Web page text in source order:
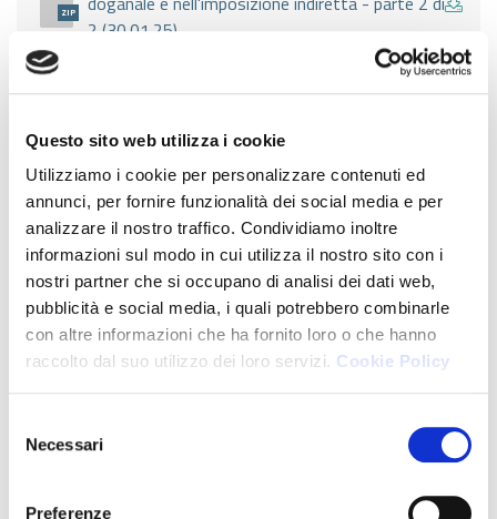
Questo sito web utilizza i cookie
Utilizziamo i cookie per personalizzare contenuti ed
annunci, per fornire funzionalità dei social media e per
analizzare il nostro traffico. Condividiamo inoltre
informazioni sul modo in cui utilizza il nostro sito con i
nostri partner che si occupano di analisi dei dati web,
pubblicità e social media, i quali potrebbero combinarle
con altre informazioni che ha fornito loro o che hanno
raccolto dal suo utilizzo dei loro servizi. Cookie Policy
delNecessari
Preferenze
ZIP
2 (30.01.25)
2 (21.01.25)
Download:
ZIP
Aspetti tributari nei rapporti italo-svizzeri
(22.01.25)
Download: